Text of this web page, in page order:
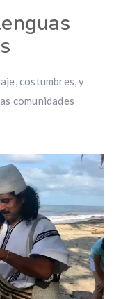
costumbres, y
comunidades